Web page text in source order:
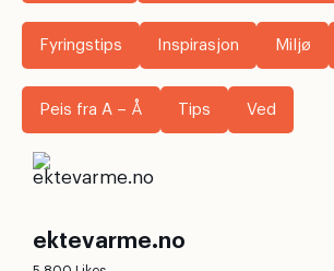
Fyringstips Inspirasjon Miljø
Peis fra A – Å Tips Ved
ektevarme.no